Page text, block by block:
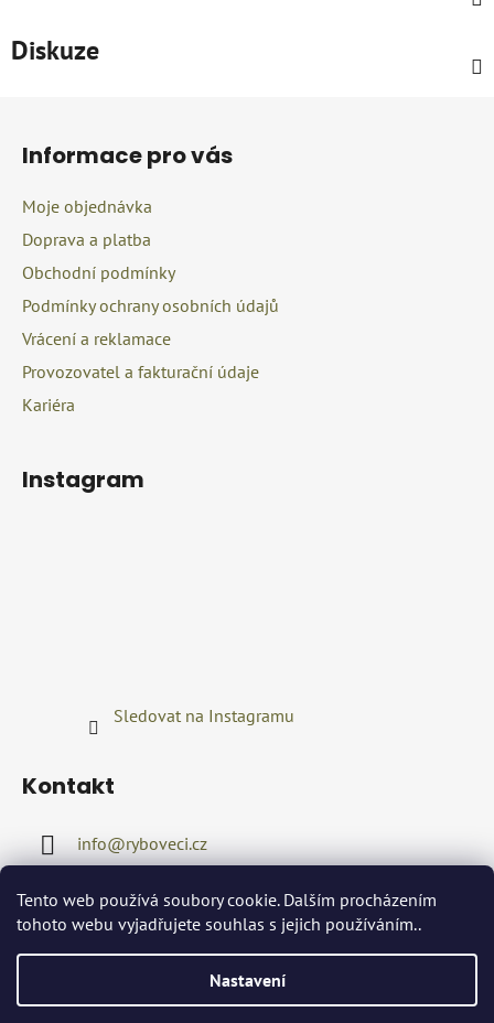
Tento web používá soubory cookie. Dalším procházením
tohoto webu vyjadřujete souhlas s jejich používáním..
Nastavení
Diskuze
Informace pro vás
Moje objednávka
Doprava a platba
Obchodní podmínky
Podmínky ochrany osobních údajů
Vrácení a reklamace
Provozovatel a fakturační údaje
Kariéra
Instagram
Sledovat na Instagramu
Kontakt
info@ryboveci.cz
+420722416689